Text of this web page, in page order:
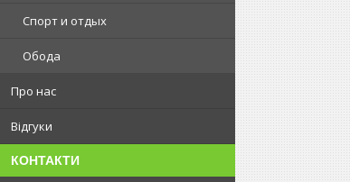
Спорт и отдых
Обода
Про нас
Відгуки
КОНТАКТИ